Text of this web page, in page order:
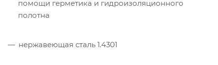
помощи герметика и гидроизоляционного
полотна
нержавеющая сталь 1.4301